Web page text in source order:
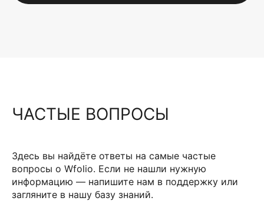
ЧАСТЫЕ ВОПРОСЫ
Здесь вы найдёте ответы на самые частые
вопросы о Wfolio. Если не нашли нужную
информацию — напишите нам в поддержку или
загляните в нашу базу знаний.